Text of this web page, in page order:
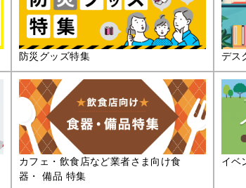
防災グッズ特集 デス
カフェ・飲食店など業者さま向け食
器・ 備品 特集
イベ